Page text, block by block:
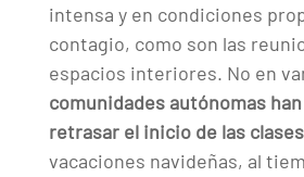
intensa y en condiciones
contagio, como son las
espacios interiores. No en
comunidades autónomas
retrasar el inicio de las clases
vacaciones navideñas, al